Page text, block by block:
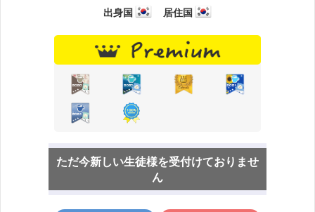
出身国 居住国
ただ今新しい生徒様を受付けておりませ
ん